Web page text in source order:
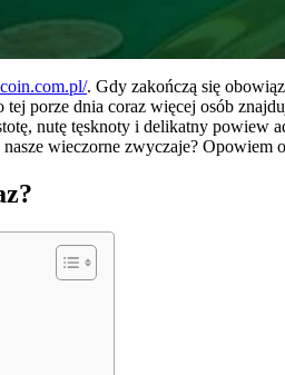
. Gdy zakończą się
tej porze dnia coraz więcej osób
nutę tęsknoty i delikatny
nasze wieczorne zwyczaje?